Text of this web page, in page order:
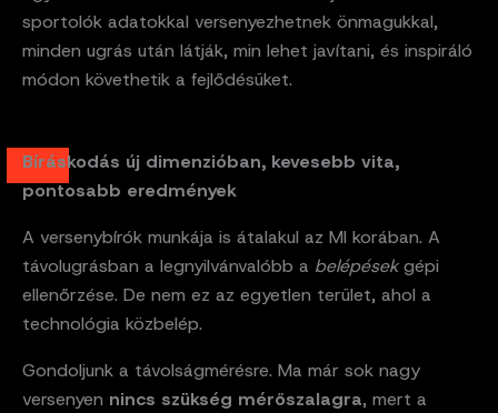
sportolók adatokkal versenyezhetnek önmagukkal,
minden ugrás után látják, min lehet javítani, és inspiráló
módon követhetik a fejlődésüket.
Bíráskodás új dimenzióban, kevesebb vita,
pontosabb eredmények
A versenybírók munkája is átalakul az MI korában. A
távolugrásban a legnyilvánvalóbb a belépésekgépi
ellenőrzése. De nem ez az egyetlen terület, ahol a
technológia közbelép.
Gondoljunk a távolságmérésre. Ma már sok nagy
versenyen nincs szükség mérőszalagra, mert a